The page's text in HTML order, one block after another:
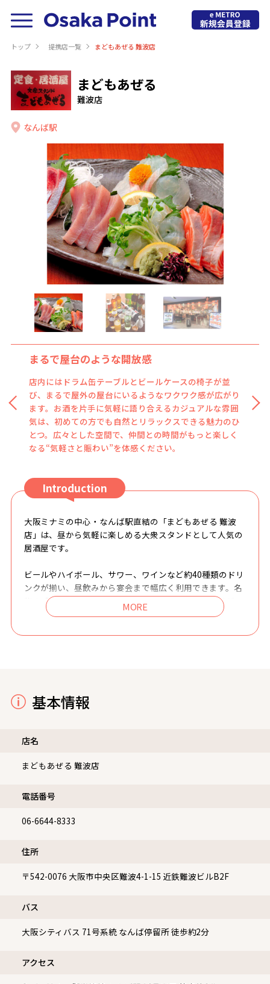
トップ 提携店⼀覧 まどもあぜる 難波店
まどもあぜる
難波店
なんば駅
まるで屋台のような開放感
店内にはドラム缶テーブルとビールケースの椅子が並
び、まるで屋外の屋台にいるようなワクワク感が広がり
ます。お酒を片手に気軽に語り合えるカジュアルな雰囲
気は、初めての方でも自然とリラックスできる魅力のひ
とつ。広々とした空間で、仲間との時間がもっと楽しく
なる“気軽さと賑わい”を体感ください。
選ぶ楽しさ、広がる乾杯
ビール、ハイボール、サワー、ワインなど、約40種類の
豊富なドリンクが揃い、どんなシーンにもフィットしま
す。特に昼飲み利用にぴったりで、ハッピーアワーには
ドリンク半額も実施。気軽に試せる価格帯で、新しいお
気に入りに出会えるかもしれません。飲む時間がもっと
楽しくなる、そんな多彩なラインナップが魅力です。
Introduction
大阪ミナミの中心・なんば駅直結の「まどもあぜる 難波
店」は、昼から気軽に楽しめる大衆スタンドとして人気の
居酒屋です。
ビールやハイボール、サワー、ワインなど約40種類のドリ
ンクが揃い、昼飲みから宴会まで幅広く利用できます。名
物の「まども鶏から」は外はカリッと香ばしく、中はジュ
ーシーで独自の味付けがクセになる逸品。また、大阪名物
数のサク飲みはもちろん、団体利用や貸し切りでの宴会に
も対応可能です。
い物帰りや飲み会前の一杯にも最適。美味しい料理と活気
に満ちた空間で、思わず長居したくなる“楽しさと気軽
さ”が詰まったお店です。
基本情報
店名
まどもあぜる 難波店
電話番号
06-6644-8333
住所
〒542-0076 大阪市中央区難波4-1-15 近鉄難波ビルB2F
バス
大阪シティバス 71号系統 なんば停留所 徒歩約2分
アクセス